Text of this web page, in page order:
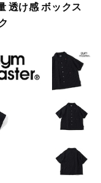
透け感 ボックス